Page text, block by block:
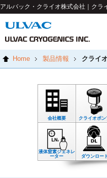
アルバック・クライオ株式会社｜クラ
Home 製品情報 クライ
会社概要 クライオポン
液体窒素ジェネレ
ーター
ダウンロー